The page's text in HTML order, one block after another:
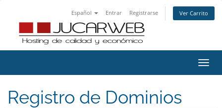
Español Entrar Registrarse Ver Carrito
Registro de Dominios